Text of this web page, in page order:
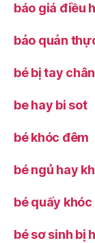
báo giá điều
bảo quản
bé bị tay
be hay bi sot
bé khóc đêm
bé ngủ hay
bé quấy
bé sơ sinh bị